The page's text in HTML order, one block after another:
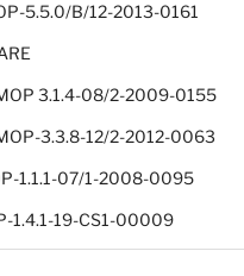
5.5.0/B/12-2013-0161
3.1.4-08/2-2009-0155
3.3.8-12/2-2012-0063
1.1.1-07/1-2008-0095
1.4.1-19-CS1-00009